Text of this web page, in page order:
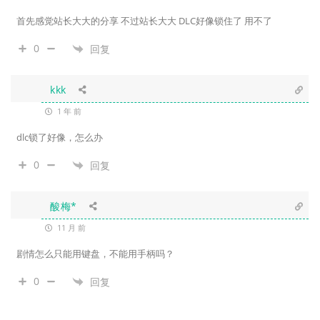
首先感觉站长大大的分享 不过站长大大 DLC好像锁住了 用不了
0 回复
kkk
1 年 前
dlc锁了好像，怎么办
0 回复
酸梅*
11 月 前
剧情怎么只能用键盘，不能用手柄吗？
0 回复